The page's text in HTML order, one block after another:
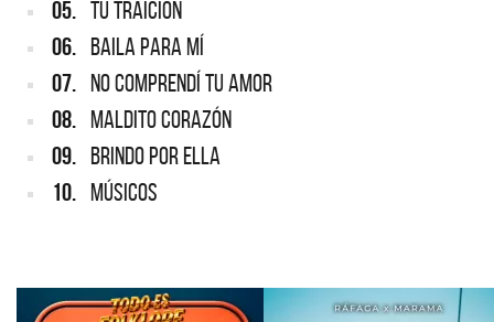
05. TU TRAICIÓN
06. BAILA PARA MÍ
07. NO COMPRENDÍ TU AMOR
08. MALDITO CORAZÓN
09. BRINDO POR ELLA
10. MÚSICOS